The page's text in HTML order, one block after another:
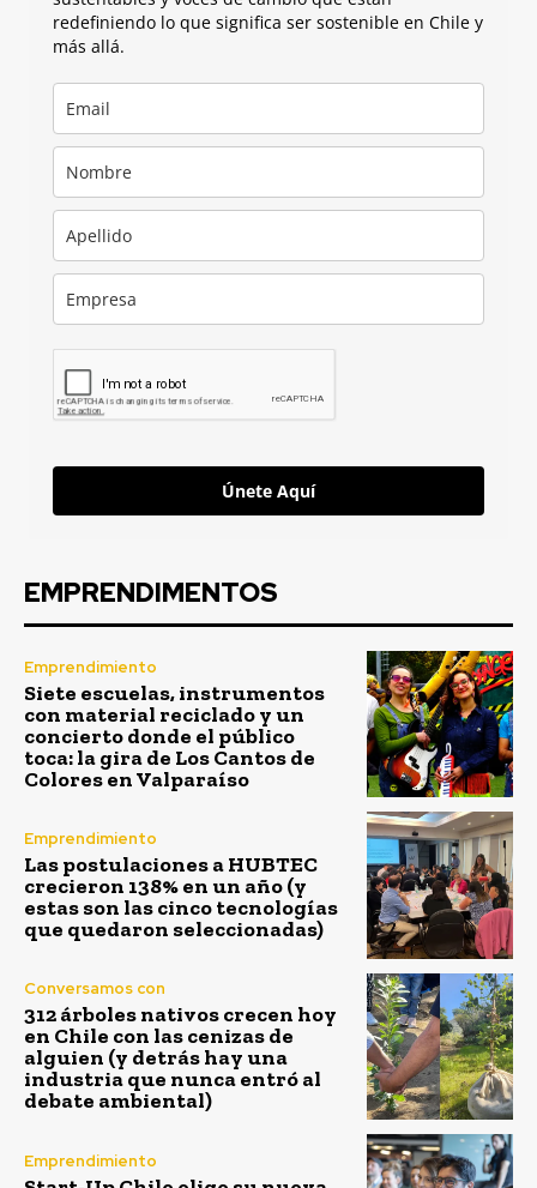
redefiniendo lo que significa ser sostenible en Chile y
más allá.
Únete Aquí
EMPRENDIMENTOS
Emprendimiento
Siete escuelas, instrumentos
con material reciclado y un
concierto donde el público
toca: la gira de Los Cantos de
Colores en Valparaíso
Emprendimiento
Las postulaciones a HUBTEC
crecieron 138% en un año (y
estas son las cinco tecnologías
que quedaron seleccionadas)
Conversamos con
312 árboles nativos crecen hoy
en Chile con las cenizas de
alguien (y detrás hay una
industria que nunca entró al
debate ambiental)
Emprendimiento